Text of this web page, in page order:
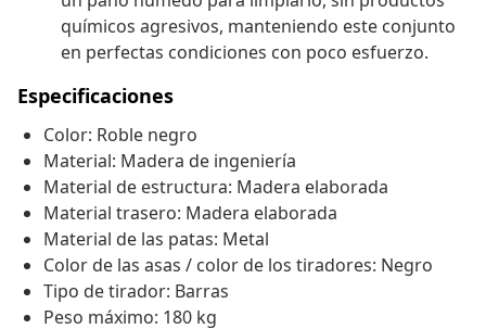
químicos agresivos, manteniendo este conjunto
en perfectas condiciones con poco esfuerzo.
Especificaciones
Color: Roble negro
Material: Madera de ingeniería
Material de estructura: Madera elaborada
Material trasero: Madera elaborada
Material de las patas: Metal
Color de las asas / color de los tiradores: Negro
Tipo de tirador: Barras
Peso máximo: 180 kg